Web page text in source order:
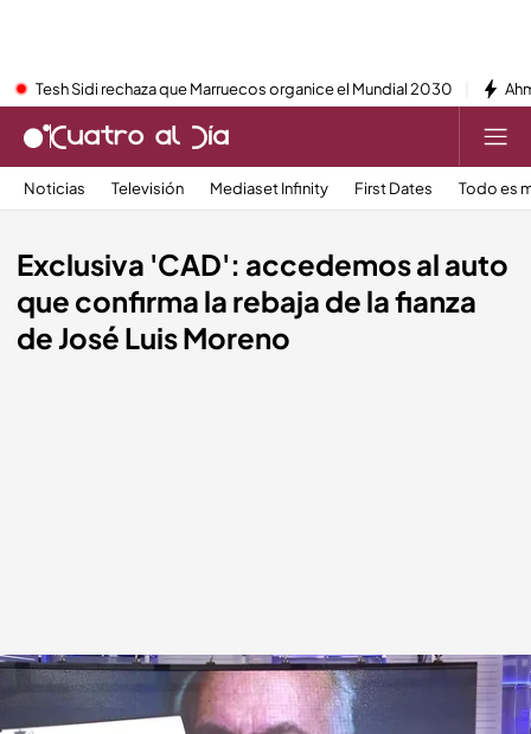
Tesh Sidi rechaza que Marruecos organice el Mundial 2030
Noticias Televisión Mediaset Infinity First Dates Todo es
Exclusiva 'CAD': accedemos al auto
que confirma la rebaja de la fianza
de José Luis Moreno
Alfonso Egea accede al auto del caso de José Luis Moreno